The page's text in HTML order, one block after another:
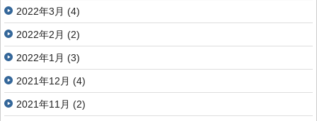
2022年3月 (4)
2022年2月 (2)
2022年1月 (3)
2021年12月 (4)
2021年11月 (2)